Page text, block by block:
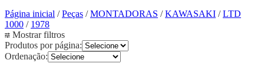
Página inicial /Peças /MONTADORAS /KAWASAKI /LTD
1000 / 1978
Mostrar filtros
Produtos por página:
Ordenação: